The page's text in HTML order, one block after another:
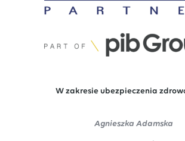
W zakresie ubezpieczenia
Agnieszka Adamska